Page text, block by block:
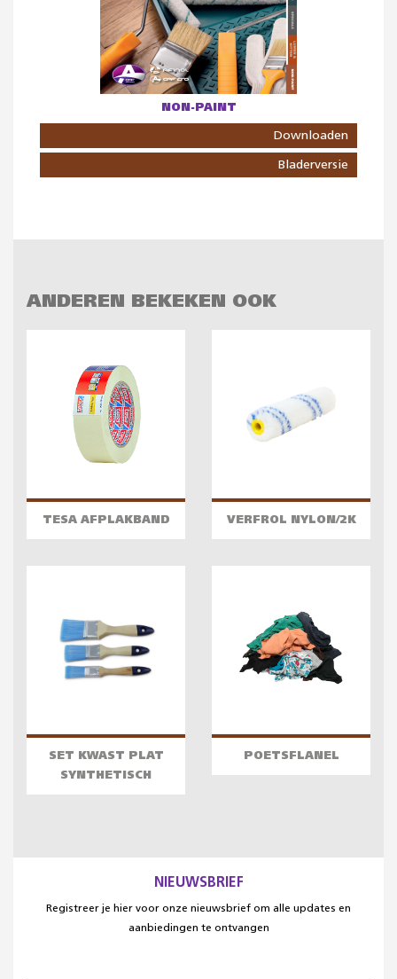
NON-PAINT
Downloaden
Bladerversie
ANDEREN BEKEKEN OOK
TESA AFPLAKBAND VERFROL NYLON/2K
SET KWAST PLAT
SYNTHETISCH
POETSFLANEL
NIEUWSBRIEF
Registreer je hier voor onze nieuwsbrief om alle updates en
aanbiedingen te ontvangen